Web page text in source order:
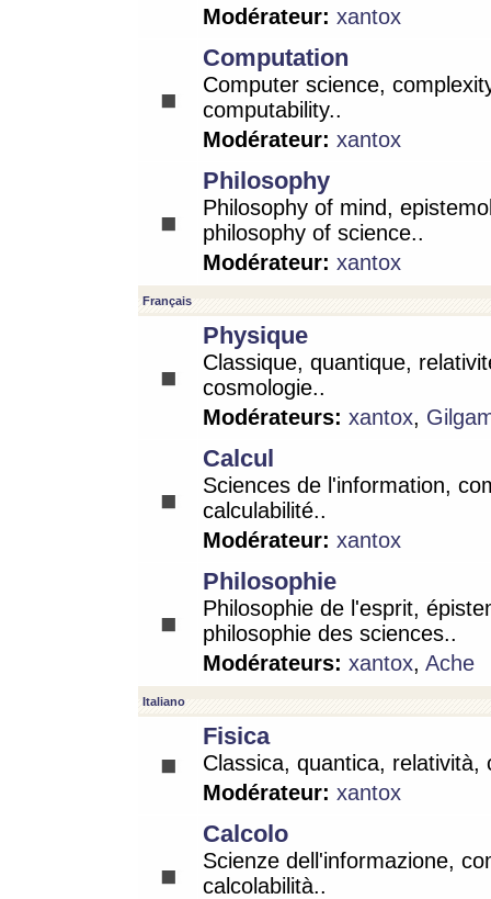
Modérateur: xantox
Computation
Computer science,
computability..
Modérateur: xantox
Philosophy
Philosophy of mind,
philosophy of science..
Modérateur: xantox
Français
Physique
Classique, quantique,
cosmologie..
Modérateurs: xantox,
Calcul
Sciences de l'information,
calculabilité..
Modérateur: xantox
Philosophie
Philosophie de l'esprit,
philosophie des sciences..
Modérateurs: xantox, Ache
Italiano
Fisica
Classica, quantica, relatività,
Modérateur: xantox
Calcolo
Scienze dell'informazione,
calcolabilità..